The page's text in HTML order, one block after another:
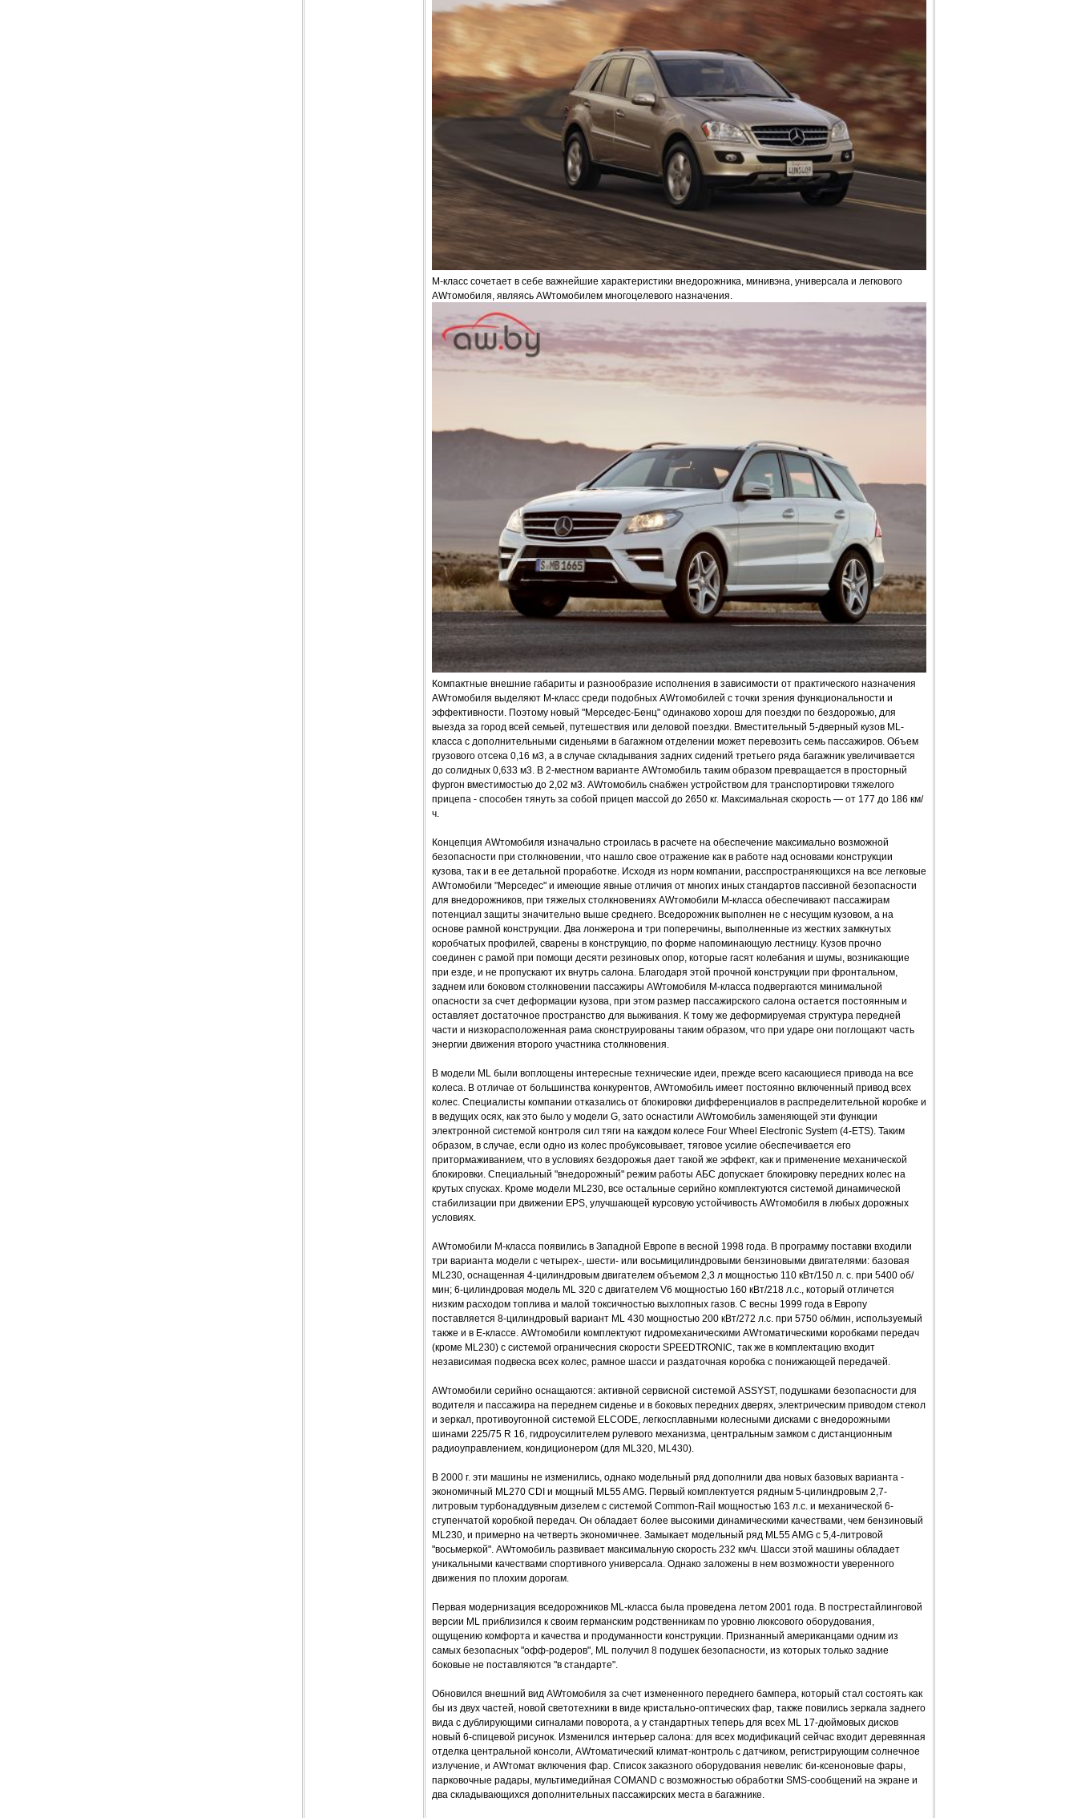
М-класс сочетает в себе важнейшие характеристики внедорожника, минивэна, универсала и легкового
AWтомобиля, являясь AWтомобилем многоцелевого назначения.
Компактные внешние габариты и разнообразие исполнения в зависимости от практического назначения
AWтомобиля выделяют М-класс среди подобных AWтомобилей с точки зрения функциональности и
эффективности. Поэтому новый "Мерседес-Бенц" одинаково хорош для поездки по бездорожью, для
выезда за город всей семьей, путешествия или деловой поездки. Вместительный 5-дверный кузов ML-
класса с дополнительными сиденьями в багажном отделении может перевозить семь пассажиров. Объем
грузового отсека 0,16 м3, а в случае складывания задних сидений третьего ряда багажник увеличивается
до солидных 0,633 м3. В 2-местном варианте AWтомобиль таким образом превращается в просторный
фургон вместимостью до 2,02 м3. AWтомобиль снабжен устройством для транспортировки тяжелого
прицепа - способен тянуть за собой прицеп массой до 2650 кг. Максимальная скорость — от 177 до 186 км/
ч.
Концепция AWтомобиля изначально строилась в расчете на обеспечение максимально возможной
безопасности при столкновении, что нашло свое отражение как в работе над основами конструкции
кузова, так и в ее детальной проработке. Исходя из норм компании, расспространяющихся на все легковые
AWтомобили "Мерседес" и имеющие явные отличия от многих иных стандартов пассивной безопасности
для внедорожников, при тяжелых столкновениях AWтомобили М-класса обеспечивают пассажирам
потенциал защиты значительно выше среднего. Вседорожник выполнен не с несущим кузовом, а на
основе рамной конструкции. Два лонжерона и три поперечины, выполненные из жестких замкнутых
коробчатых профилей, сварены в конструкцию, по форме напоминающую лестницу. Кузов прочно
соединен с рамой при помощи десяти резиновых опор, которые гасят колебания и шумы, возникающие
при езде, и не пропускают их внутрь салона. Благодаря этой прочной конструкции при фронтальном,
заднем или боковом столкновении пассажиры AWтомобиля М-класса подвергаются минимальной
опасности за счет деформации кузова, при этом размер пассажирского салона остается постоянным и
оставляет достаточное пространство для выживания. К тому же деформируемая структура передней
части и низкорасположенная рама сконструированы таким образом, что при ударе они поглощают часть
энергии движения второго участника столкновения.
В модели ML были воплощены интересные технические идеи, прежде всего касающиеся привода на все
колеса. В отличае от большинства конкурентов, AWтомобиль имеет постоянно включенный привод всех
колес. Специалисты компании отказались от блокировки дифференциалов в распределительной коробке и
в ведущих осях, как это было у модели G, зато оснастили AWтомобиль заменяющей эти функции
электронной системой контроля сил тяги на каждом колесе Four Wheel Electronic System (4-ETS). Таким
образом, в случае, если одно из колес пробуксовывает, тяговое усилие обеспечивается его
притормаживанием, что в условиях бездорожья дает такой же эффект, как и применение механической
блокировки. Специальный "внедорожный" режим работы АБС допускает блокировку передних колес на
крутых спусках. Кроме модели ML230, все остальные серийно комплектуются системой динамической
стабилизации при движении EPS, улучшающей курсовую устойчивость AWтомобиля в любых дорожных
условиях.
AWтомобили М-класса появились в Западной Европе в весной 1998 года. В программу поставки входили
три варианта модели с четырех-, шести- или восьмицилиндровыми бензиновыми двигателями: базовая
ML230, оснащенная 4-цилиндровым двигателем объемом 2,3 л мощностью 110 кВт/150 л. с. при 5400 об/
мин; 6-цилиндровая модель ML 320 с двигателем V6 мощностью 160 кВт/218 л.с., который отличется
низким расходом топлива и малой токсичностью выхлопных газов. С весны 1999 года в Европу
поставляется 8-цилиндровый вариант ML 430 мощностью 200 кВт/272 л.с. при 5750 об/мин, используемый
также и в Е-классе. AWтомобили комплектуют гидромеханическими AWтоматическими коробками передач
(кроме ML230) с системой ограничесния скорости SPEEDTRONIC, так же в комплектацию входит
независимая подвеска всех колес, рамное шасси и раздаточная коробка с понижающей передачей.
AWтомобили серийно оснащаются: активной сервисной системой ASSYST, подушками безопасности для
водителя и пассажира на переднем сиденье и в боковых передних дверях, электрическим приводом стекол
и зеркал, противоугонной системой ELCODE, легкосплавными колесными дисками с внедорожными
шинами 225/75 R 16, гидроусилителем рулевого механизма, центральным замком с дистанционным
радиоуправлением, кондиционером (для ML320, ML430).
В 2000 г. эти машины не изменились, однако модельный ряд дополнили два новых базовых варианта -
экономичный ML270 CDI и мощный ML55 AMG. Первый комплектуется рядным 5-цилиндровым 2,7-
литровым турбонаддувным дизелем с системой Common-Rail мощностью 163 л.с. и механической 6-
ступенчатой коробкой передач. Он обладает более высокими динамическими качествами, чем бензиновый
ML230, и примерно на четверть экономичнее. Замыкает модельный ряд ML55 AMG с 5,4-литровой
"восьмеркой". AWтомобиль развивает максимальную скорость 232 км/ч. Шасси этой машины обладает
уникальными качествами спортивного универсала. Однако заложены в нем возможности уверенного
движения по плохим дорогам.
Первая модернизация вседорожников ML-класса была проведена летом 2001 года. В пострестайлинговой
версии ML приблизился к своим германским родственникам по уровню люксового оборудования,
ощущению комфорта и качества и продуманности конструкции. Признанный американцами одним из
самых безопасных "офф-родеров", ML получил 8 подушек безопасности, из которых только задние
боковые не поставляются "в стандарте".
Обновился внешний вид AWтомобиля за счет измененного переднего бампера, который стал состоять как
бы из двух частей, новой светотехники в виде кристально-оптических фар, также повились зеркала заднего
вида с дублирующими сигналами поворота, а у стандартных теперь для всех ML 17-дюймовых дисков
новый 6-спицевой рисунок. Изменился интерьер салона: для всех модификаций сейчас входит деревянная
отделка центральной консоли, AWтоматический климат-контроль с датчиком, регистрирующим солнечное
излучение, и AWтомат включения фар. Список заказного оборудования невелик: би-ксеноновые фары,
парковочные радары, мультимедийная COMAND с возможностью обработки SMS-сообщений на экране и
два складывающихся дополнительных пассажирских места в багажнике.